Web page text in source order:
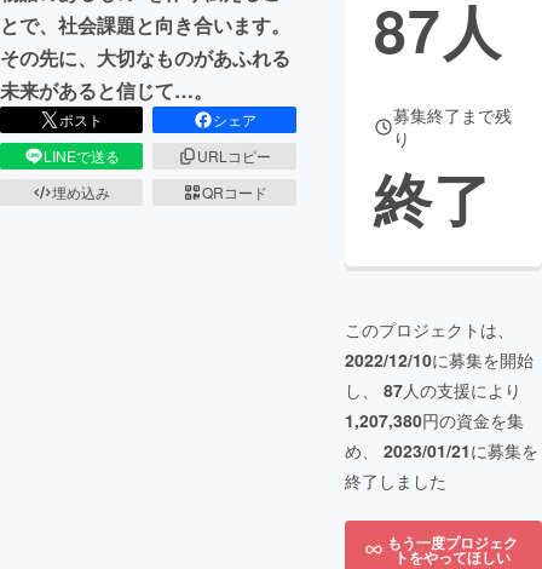
とで、社会課題と向き合います。
その先に、大切なものがあふれる
未来があると信じて…。
ポスト
シェア
LINEで送る
URLコピー
埋め込み
QRコード
87人
募集終了まで残
り
終了
このプロジェクトは、
2022/12/10に募集を開始
し、 87人の支援により
1,207,380円の資金を集
め、 2023/01/21に募集を
終了しました
もう一度プロジェク
トをやってほしい